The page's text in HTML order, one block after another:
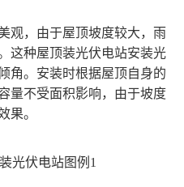
观，由于屋顶坡度较大，雨
这种屋顶装光伏电站安装光
角。安装时根据屋顶自身的
量不受面积影响，由于坡度
果。
光伏电站图例1